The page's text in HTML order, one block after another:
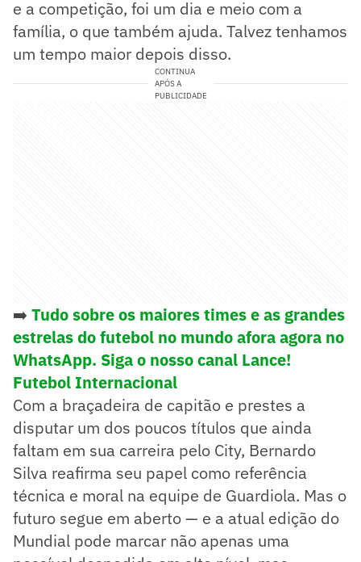
e a competição, foi um dia e meio com a
família, o que também ajuda. Talvez tenhamos
um tempo maior depois disso.
CONTINUA
APÓS A
PUBLICIDADE
➡️ Tudo sobre os maiores times e as grandes
estrelas do futebol no mundo afora agora no
WhatsApp. Siga o nosso canal Lance!
Futebol Internacional
Com a braçadeira de capitão e prestes a
disputar um dos poucos títulos que ainda
faltam em sua carreira pelo City, Bernardo
Silva reafirma seu papel como referência
técnica e moral na equipe de Guardiola. Mas o
futuro segue em aberto — e a atual edição do
Mundial pode marcar não apenas uma